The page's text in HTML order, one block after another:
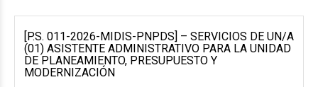
[P.S. 011-2026-MIDIS-PNPDS] – SERVICIOS DE UN/A
(01) ASISTENTE ADMINISTRATIVO PARA LA UNIDAD
DE PLANEAMIENTO, PRESUPUESTO Y
MODERNIZACIÓN